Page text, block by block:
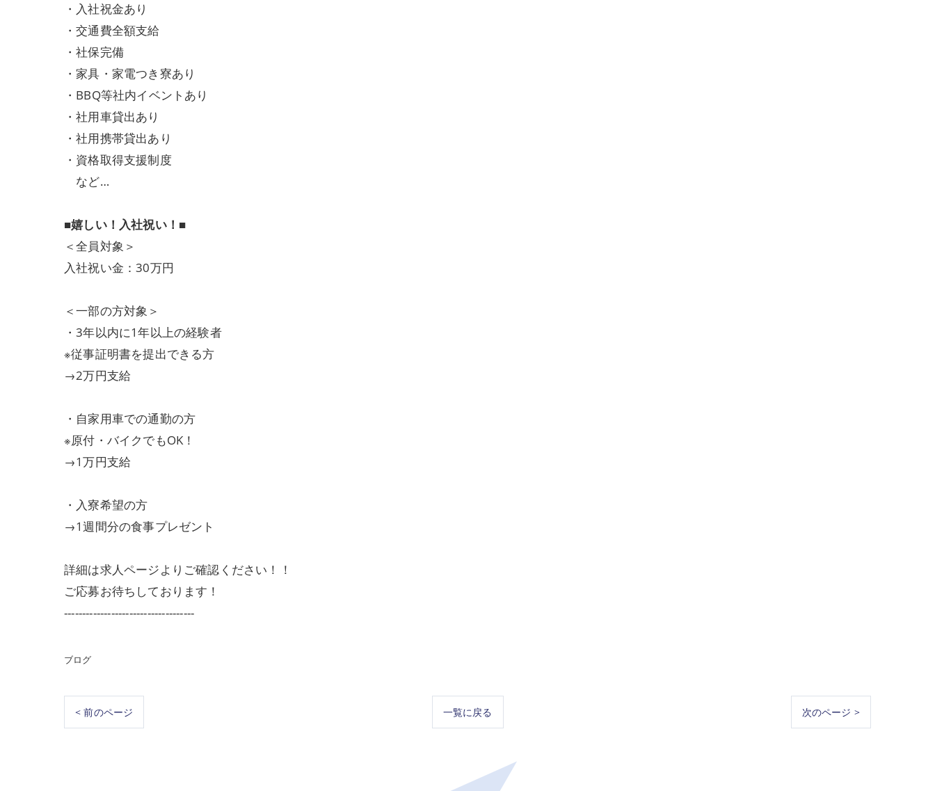
・入社祝金あり
・交通費全額支給
・社保完備
・家具・家電つき寮あり
・BBQ等社内イベントあり
・社用車貸出あり
・社用携帯貸出あり
・資格取得支援制度
など…
■嬉しい！入社祝い！■
＜全員対象＞
入社祝い金：30万円
＜一部の方対象＞
・3年以内に1年以上の経験者
※従事証明書を提出できる方
→2万円支給
・自家用車での通勤の方
※原付・バイクでもOK！
→1万円支給
・入寮希望の方
→1週間分の食事プレゼント
詳細は求人ページよりご確認ください！！
ご応募お待ちしております！
------------------------------------
ブログ
< 前のページ 一覧に戻る 次のページ >